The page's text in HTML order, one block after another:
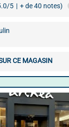
5 | + de 40 notes)
CE MAGASIN